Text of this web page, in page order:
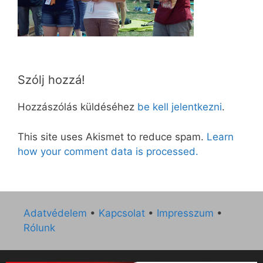
Szólj hozzá!
Hozzászólás küldéséhez be kell jelentkezni.
This site uses Akismet to reduce spam. Learn
how your comment data is processed.
Adatvédelem • Kapcsolat • Impresszum •
Rólunk